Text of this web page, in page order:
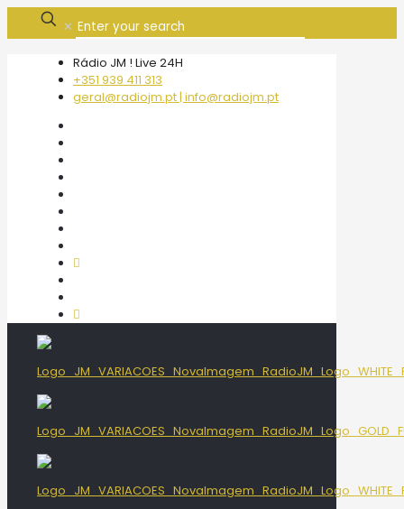
✕
Rádio JM ! Live 24H
+351 939 411 313
geral@radiojm.pt | info@radiojm.pt